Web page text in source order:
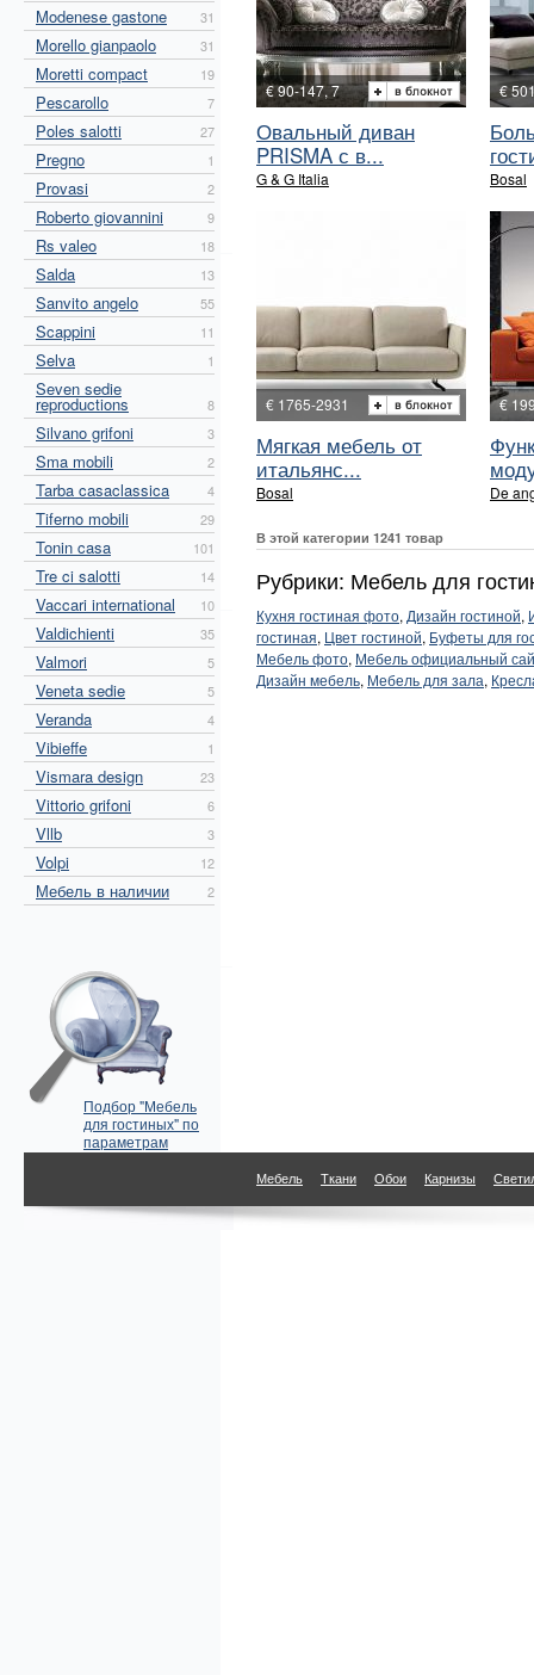
Modenese gastone 31
Morello gianpaolo 31
Moretti compact 19
Pescarollo 7
Poles salotti 27
Pregno 1
Provasi 2
Roberto giovannini 9
Rs valeo 18
Salda 13
Sanvito angelo 55
Scappini 11
Selva 1
Seven sedie
reproductions 8
Silvano grifoni 3
Sma mobili 2
Tarba casaclassica 4
Tiferno mobili 29
Tonin casa 101
Tre ci salotti 14
Vaccari international 10
Valdichienti 35
Valmori 5
Veneta sedie 5
Veranda 4
Vibieffe 1
Vismara design 23
Vittorio grifoni 6
Vllb 3
Volpi 12
Мебель в наличии 2
Подбор "Мебель
для гостиных" по
параметрам
€ 90-147, 7
Овальный диван
PRISMA с в...
G & G Italia
€
Bosal
€ 1765-2931
Мягкая мебель от
итальянс...
Bosal
€
De
В этой категории 1241 товар
Рубрики: Мебель для
Кухня гостиная фото, Дизайн гостиной,
гостиная, Цвет гостиной, Буфеты для
Мебель фото, Мебель официальный
Дизайн мебель, Мебель для зала,
Мебель Ткани Обои Карнизы